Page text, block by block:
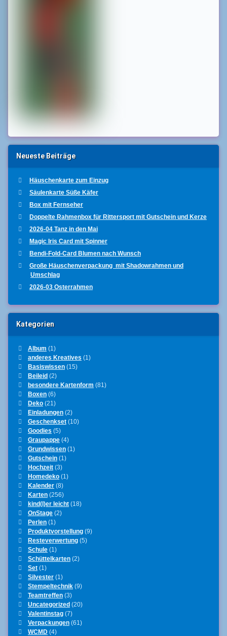
Neueste Beiträge
Häuschenkarte zum Einzug
Säulenkarte Süße Käfer
Box mit Fernseher
Doppelte Rahmenbox für Rittersport mit Gutschein und Kerze
2026-04 Tanz in den Mai
Magic Iris Card mit Spinner
Bendi-Fold-Card Blumen nach Wunsch
Große Häuschenverpackung mit Shadowrahmen und
Umschlag
2026-03 Osterrahmen
Kategorien
Album (1)
anderes Kreatives (1)
Basiswissen(15)
Beileid (2)
besondere Kartenform (81)
Boxen(6)
Deko(21)
Einladungen(2)
Geschenkset(10)
Goodies (5)
Graupappe(4)
Grundwissen(1)
Gutschein(1)
Hochzeit(3)
Homedeko(1)
Kalender(8)
Karten(256)
kind(l)er leicht(18)
OnStage(2)
Perlen(1)
Produktvorstellung(9)
Resteverwertung(5)
Schule(1)
Schüttelkarten(2)
Set(1)
Silvester(1)
Stempeltechnik(9)
Teamtreffen(3)
Uncategorized (20)
Valentinstag(7)
Verpackungen(61)
WCMD(4)